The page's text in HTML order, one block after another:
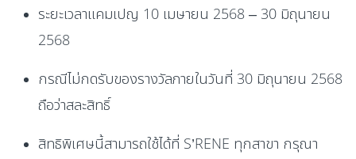
ระยะเวลาแคมเปญ 10 เมษายน 2568 – 30 มิถุนายน
2568
กรณีไม่กดรับของรางวัลภายในวันที่ 30 มิถุนายน 2568
ถือว่าสละสิทธิ์
สิทธิพิเศษนี้สามารถใช้ได้ที่ S’RENE ทุกสาขา กรุณา